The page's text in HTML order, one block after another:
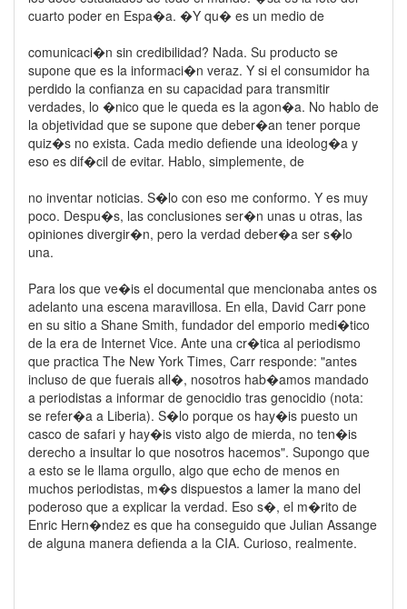
cuarto poder en Espa�a. �Y qu� es un medio de
comunicaci�n sin credibilidad? Nada. Su producto se
supone que es la informaci�n veraz. Y si el consumidor ha
perdido la confianza en su capacidad para transmitir
verdades, lo �nico que le queda es la agon�a. No hablo de
la objetividad que se supone que deber�an tener porque
quiz�s no exista. Cada medio defiende una ideolog�a y
eso es dif�cil de evitar. Hablo, simplemente, de
no inventar noticias. S�lo con eso me conformo. Y es muy
poco. Despu�s, las conclusiones ser�n unas u otras, las
opiniones divergir�n, pero la verdad deber�a ser s�lo
una.
Para los que ve�is el documental que mencionaba antes os
adelanto una escena maravillosa. En ella, David Carr pone
en su sitio a Shane Smith, fundador del emporio medi�tico
de la era de Internet Vice. Ante una cr�tica al periodismo
que practica The New York Times, Carr responde: "antes
incluso de que fuerais all�, nosotros hab�amos mandado
a periodistas a informar de genocidio tras genocidio (nota:
se refer�a a Liberia). S�lo porque os hay�is puesto un
casco de safari y hay�is visto algo de mierda, no ten�is
derecho a insultar lo que nosotros hacemos". Supongo que
a esto se le llama orgullo, algo que echo de menos en
muchos periodistas, m�s dispuestos a lamer la mano del
poderoso que a explicar la verdad. Eso s�, el m�rito de
Enric Hern�ndez es que ha conseguido que Julian Assange
de alguna manera defienda a la CIA. Curioso, realmente.